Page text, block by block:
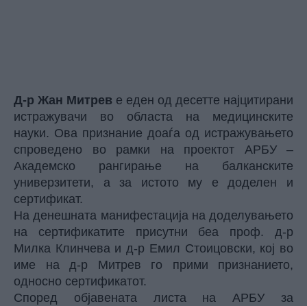
Д-р Жан Митрев е еден од десетте најцитирани
истражувачи во областа на медицинските
науки. Ова признание доаѓа од истражувањето
спроведено во рамки на проектот АРБУ –
Академско рангирање на балканските
универзитети, а за истото му е доделен и
сертификат.
На денешната манифестација на доделувањето
на сертификатите присутни беа проф. д-р
Милка Клинчева и д-р Емил Стоицовски, кој во
име на д-р Митрев го прими признанието,
односно сертификатот.
Според објавената листа на АРБУ за